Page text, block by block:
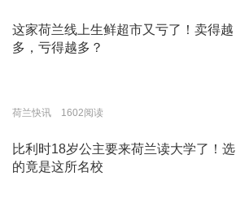
这家荷兰线上生鲜超市又亏了！卖得越
多，亏得越多？
荷兰快讯 1602阅读
比利时18岁公主要来荷兰读大学了！选
的竟是这所名校